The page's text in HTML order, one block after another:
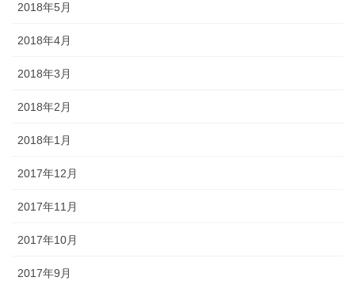
2018年5月
2018年4月
2018年3月
2018年2月
2018年1月
2017年12月
2017年11月
2017年10月
2017年9月